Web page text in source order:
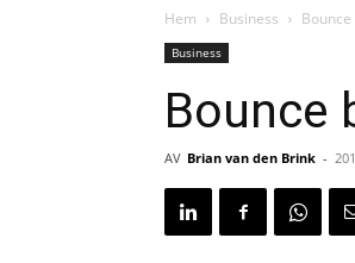
Hem Business
Business
Bounce
AV Brian van den Brink -